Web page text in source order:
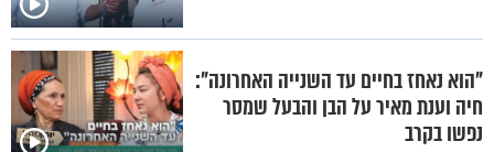
"הוא נאחז בחיים עד השנייה האחרונה":
חיה וענת מאיר על הבן והבעל שמסר
נפשו בקרב